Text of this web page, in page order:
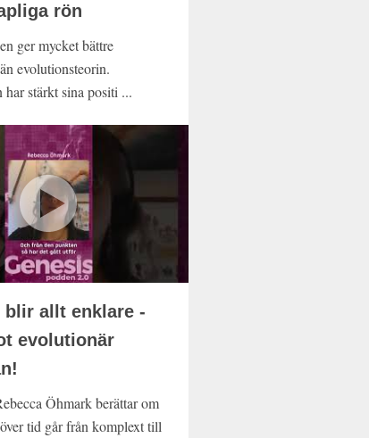
rön
ger mycket bättre
evolutionsteorin.
har stärkt sina positi ...
blir allt enklare -
evolutionär
Öhmark berättar om
tid går från komplext till